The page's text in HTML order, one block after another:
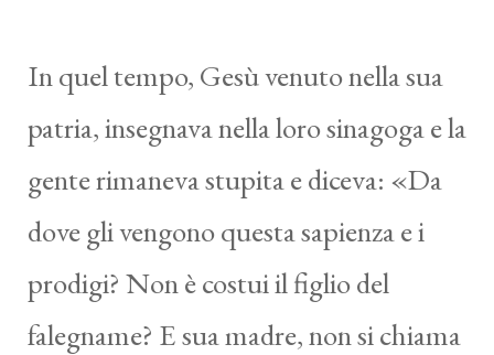
In quel tempo, Gesù venuto nella sua
patria, insegnava nella loro sinagoga e la
gente rimaneva stupita e diceva: «Da
dove gli vengono questa sapienza e i
prodigi? Non è costui il figlio del
falegname? E sua madre, non si chiama